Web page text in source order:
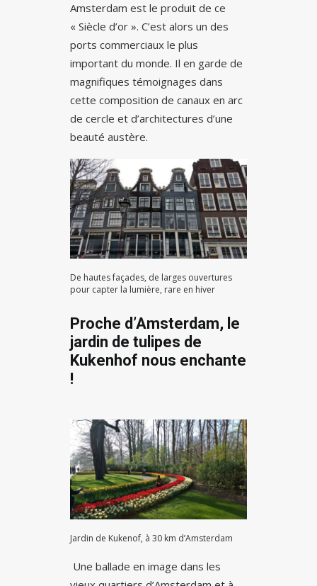
Amsterdam est le produit de ce
« Siècle d’or ». C’est alors un des
ports commerciaux le plus
important du monde. Il en garde de
magnifiques témoignages dans
cette composition de canaux en arc
de cercle et d’architectures d’une
beauté austère.
De hautes façades, de larges ouvertures
pour capter la lumière, rare en hiver
Proche d’Amsterdam, le
jardin de tulipes de
Kukenhof nous enchante
!
Jardin de Kukenof, à 30 km d’Amsterdam
Une ballade en image dans les